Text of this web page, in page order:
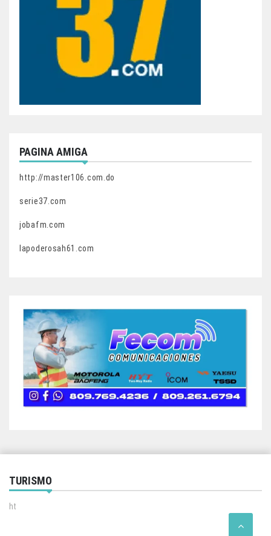
PAGINA AMIGA
http://master106.com.do
serie37.com
jobafm.com
lapoderosah61.com
TURISMO
ht